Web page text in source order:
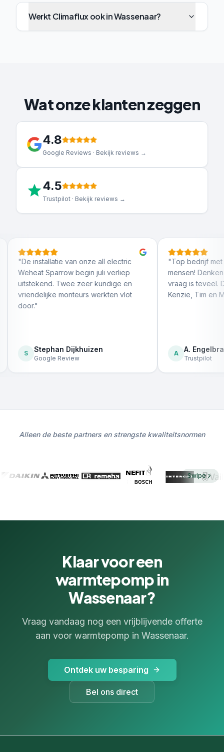
Werkt Climaflux ook in Wassenaar?
Wat onze klanten zeggen
4.8
Google Reviews · Bekijk reviews →
4.5
Trustpilot · Bekijk reviews →
van onze all electric
Sparrow begin juli verliep
Twee zeer kundige en
monteurs werkten vlot
Dijkhuizen
Review
"Top bedrijf met
mensen! Denken goed mee,
vraag is teveel. Dank aan
Kenzie, Tim en Maurice!"
A. Engelbracht
Alleen de beste partners en strengste kwaliteitsnormen
Swipe
Klaar voor een
warmtepomp in
Wassenaar?
Vraag vandaag nog een vrijblijvende offerte
aan voor warmtepomp in Wassenaar.
Ontdek uw besparing
Bel ons direct